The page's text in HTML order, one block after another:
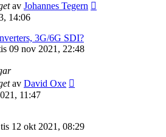
av Johannes Tegern
14:06
3G/6G SDI?
09 nov 2021, 22:48
av David Oxe
11:47
tis 12 okt 2021, 08:29